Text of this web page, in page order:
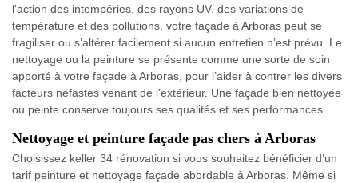
l’action des intempéries, des rayons UV, des variations de
température et des pollutions, votre façade à Arboras peut se
fragiliser ou s’altérer facilement si aucun entretien n’est prévu. Le
nettoyage ou la peinture se présente comme une sorte de soin
apporté à votre façade à Arboras, pour l’aider à contrer les divers
facteurs néfastes venant de l’extérieur. Une façade bien nettoyée
ou peinte conserve toujours ses qualités et ses performances.
Nettoyage et peinture façade pas chers à Arboras
Choisissez keller 34 rénovation si vous souhaitez bénéficier d’un
tarif peinture et nettoyage façade abordable à Arboras. Même si